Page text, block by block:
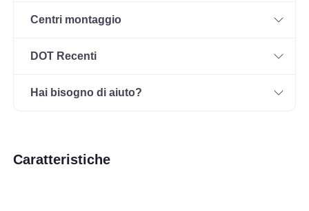
Centri montaggio
DOT Recenti
Hai bisogno di aiuto?
Caratteristiche